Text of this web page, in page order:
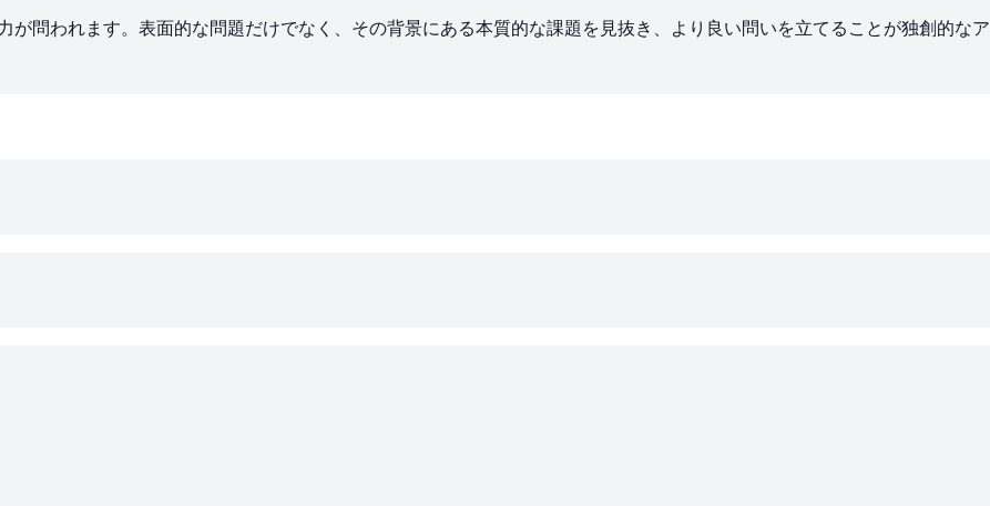
問われます。表面的な問題だけでなく、その背景にある本質的な課題を見抜き、より良い問いを立てることが独創的なア